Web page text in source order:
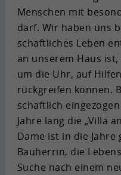
Men­schen mit
darf. Wir haben uns
schaft­li­ches Leben
an un­se­rem Haus
um die Uhr, auf
rück­grei­fen kön­nen.
schaft­lich
Jahre lang die „Villa
Dame ist in die
Bau­her­rin, die
Suche nach einem
Zweck
mit
Anbieter Google
Laufzeit 1 Jahr
Zweck
Cookie
von